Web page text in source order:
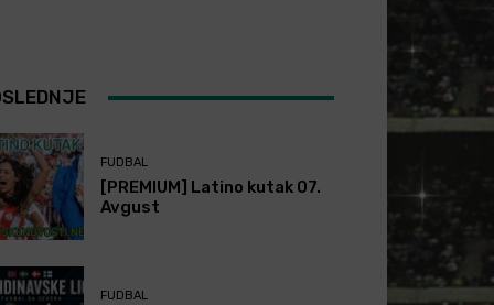
FUDBAL
[PREMIUM] Latino kutak 07.
Avgust
FUDBAL